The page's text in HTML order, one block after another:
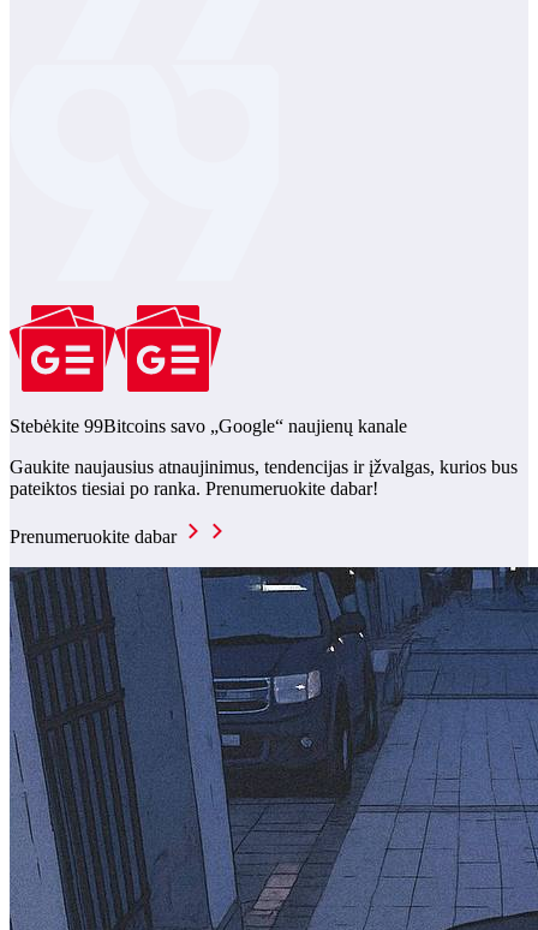
Stebėkite 99Bitcoins savo „Google“ naujienų kanale
Gaukite naujausius atnaujinimus, tendencijas ir įžvalgas, kurios bus
pateiktos tiesiai po ranka. Prenumeruokite dabar!
Prenumeruokite dabar